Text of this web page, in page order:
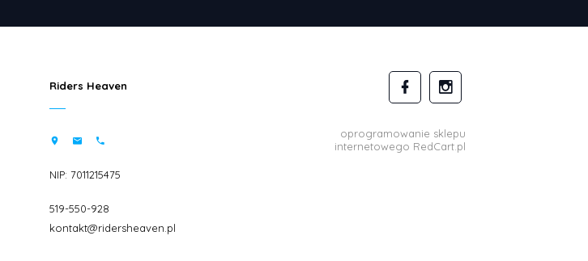
Riders Heaven
NIP: 7011215475
519-550-928
kontakt@ridersheaven.pl
oprogramowanie sklepu
internetowego RedCart.pl